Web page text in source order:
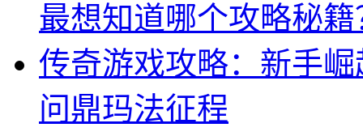
最想知道哪个攻略秘籍
传奇游戏攻略：新手
问鼎玛法征程